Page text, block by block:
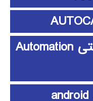
آموزش اتوماسیون صنعتی Automation